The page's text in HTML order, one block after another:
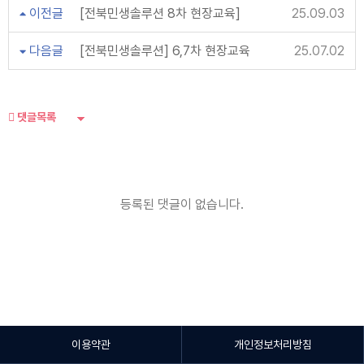
이전글 [전북민생솔루션 8차 현장교육] 25.09.03
다음글 [전북민생솔루션] 6,7차 현장교육 25.07.02
댓글목록
등록된 댓글이 없습니다.
이용약관 개인정보처리방침